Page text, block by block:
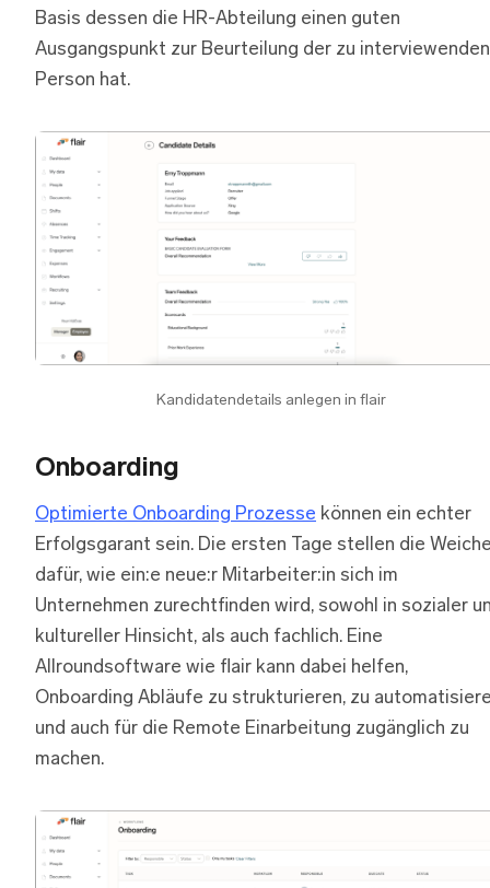
Basis dessen die HR-Abteilung einen guten
Ausgangspunkt zur Beurteilung der zu interviewenden
Person hat.
Kandidatendetails anlegen in flair
Onboarding
Optimierte Onboarding Prozesse können ein echter
Erfolgsgarant sein. Die ersten Tage stellen die
dafür, wie ein:e neue:r Mitarbeiter:in sich im
Unternehmen zurechtfinden wird, sowohl in sozialer
kultureller Hinsicht, als auch fachlich. Eine
Allroundsoftware wie flair kann dabei helfen,
Onboarding Abläufe zu strukturieren, zu
und auch für die Remote Einarbeitung zugänglich zu
machen.